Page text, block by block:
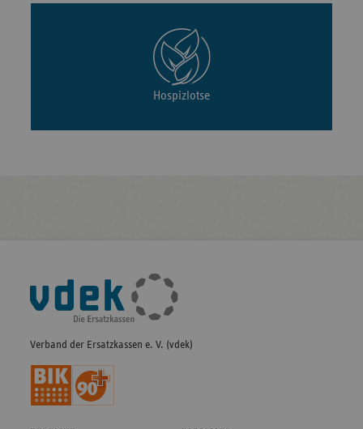
Hospizlotse
Fußleisten-
Navigation
Verband der Ersatzkassen e. V. (vdek)